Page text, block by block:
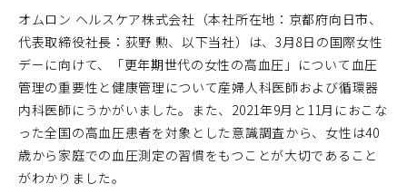
オムロン ヘルスケア株式会社（本社所在地：京都府向日市、
代表取締役社長：荻野 勲、以下当社）は、3月8日の国際女性
デーに向けて、「更年期世代の女性の高血圧」について血圧
管理の重要性と健康管理について産婦人科医師および循環器
内科医師にうかがいました。また、2021年9月と11月におこな
った全国の高血圧患者を対象とした意識調査から、女性は40
歳から家庭での血圧測定の習慣をもつことが大切であること
がわかりました。